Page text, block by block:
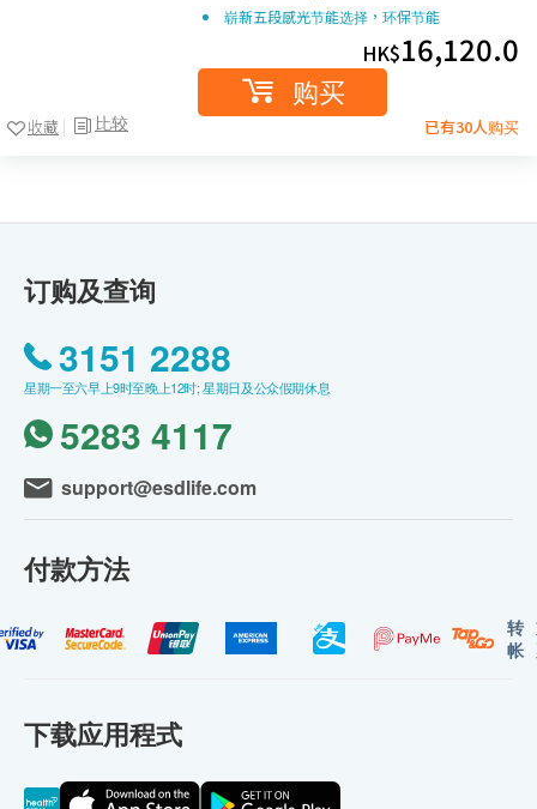
比较
收藏
崭新五段感光节能选择，环保节能
HK$16,120.0
购买
已有30人购买
订购及查询
3151 2288
星期一至六早上9时至晚上12时; 星期日及公众假期休息
5283 4117
support@esdlife.com
付款方法
转
帐
下载应用程式